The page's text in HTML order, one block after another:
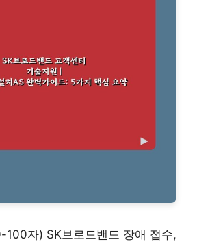
자) SK브로드밴드 장애 접수,